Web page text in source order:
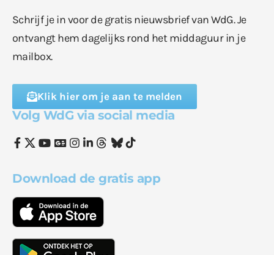
Schrijf je in voor de gratis nieuwsbrief van WdG. Je
ontvangt hem dagelijks rond het middaguur in je
mailbox.
Klik hier om je aan te melden
Volg WdG via social media
Download de gratis app